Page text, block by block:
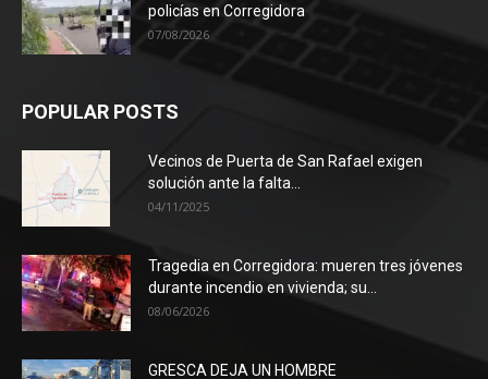
policías en Corregidora
07/08/2026
POPULAR POSTS
Vecinos de Puerta de San Rafael exigen
solución ante la falta...
04/11/2025
Tragedia en Corregidora: mueren tres jóvenes
durante incendio en vivienda; su...
08/06/2026
GRESCA DEJA UN HOMBRE